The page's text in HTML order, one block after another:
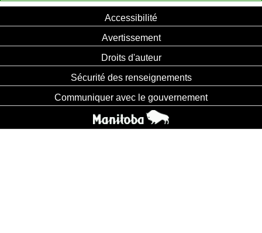
Accessibilité
Avertissement
Droits d'auteur
Sécurité des renseignements
Communiquer avec le gouvernement